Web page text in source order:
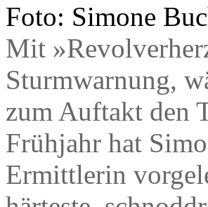
Foto: Simone
Mit
Sturmwarnung,
zum Auftakt den
Frühjahr hat
Ermittlerin